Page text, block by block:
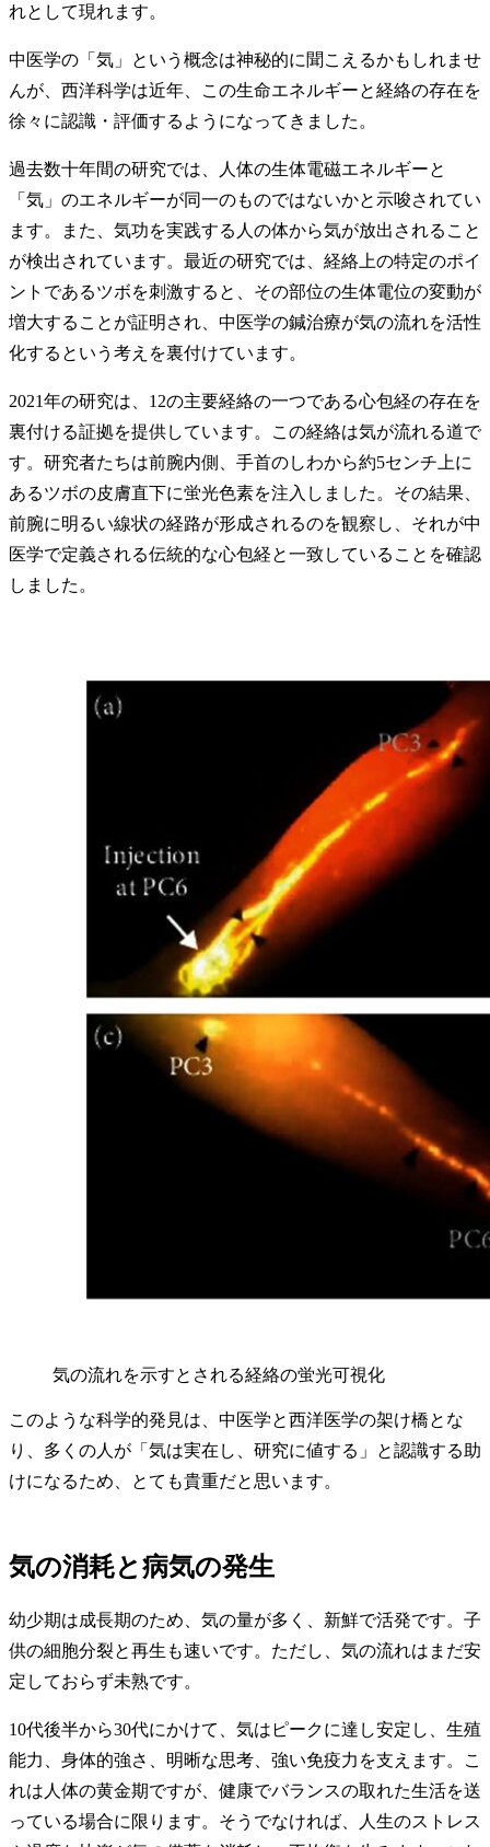
れとして現れます。
中医学の「気」という概念は神秘的に聞こえるかもしれませ
んが、西洋科学は近年、この生命エネルギーと経絡の存在を
徐々に認識・評価するようになってきました。
過去数十年間の研究では、人体の生体電磁エネルギーと
「気」のエネルギーが同一のものではないかと示唆されてい
ます。また、気功を実践する人の体から気が放出されること
が検出されています。最近の研究では、経絡上の特定のポイ
ントであるツボを刺激すると、その部位の生体電位の変動が
増大することが証明され、中医学の鍼治療が気の流れを活性
化するという考えを裏付けています。
2021年の研究は、12の主要経絡の一つである心包経の存在を
裏付ける証拠を提供しています。この経絡は気が流れる道で
す。研究者たちは前腕内側、手首のしわから約5センチ上に
あるツボの皮膚直下に蛍光色素を注入しました。その結果、
前腕に明るい線状の経路が形成されるのを観察し、それが中
医学で定義される伝統的な心包経と一致していることを確認
しました。
気の流れを示すとされる経絡の蛍光可視化
このような科学的発見は、中医学と西洋医学の架け橋とな
り、多くの人が「気は実在し、研究に値する」と認識する助
けになるため、とても貴重だと思います。
気の消耗と病気の発生
幼少期は成長期のため、気の量が多く、新鮮で活発です。子
供の細胞分裂と再生も速いです。ただし、気の流れはまだ安
定しておらず未熟です。
10代後半から30代にかけて、気はピークに達し安定し、生殖
能力、身体的強さ、明晰な思考、強い免疫力を支えます。こ
れは人体の黄金期ですが、健康でバランスの取れた生活を送
っている場合に限ります。そうでなければ、人生のストレス